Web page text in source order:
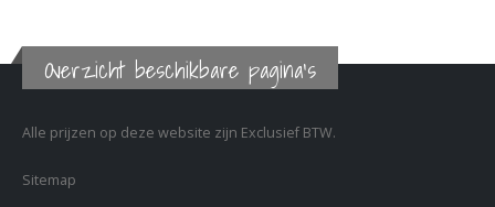
Overzicht beschikbare pagina's
Alle prijzen op deze website zijn Exclusief BTW.
Sitemap